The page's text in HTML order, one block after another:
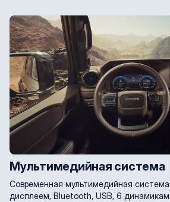
Мультимедийная система
Современная мультимедийная
дисплеем, Bluetooth, USB, 6